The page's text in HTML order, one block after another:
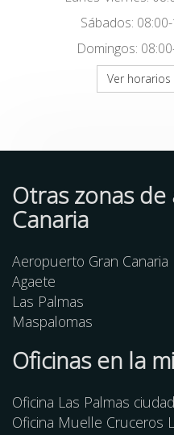
Sábados:
Domingos:
Ver
Otras zonas
Canaria
Aeropuerto Gran Canaria
Agaete
Las Palmas
Maspalomas
Oficinas en la
Oficina Las Palmas ciudad
Oficina Muelle Cruceros